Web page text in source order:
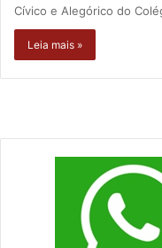
Cívico e Alegórico do
Leia mais »